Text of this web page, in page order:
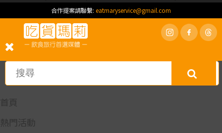
合作提案請聯繫: eatmaryservice@gmail.com
首頁
熱門活動